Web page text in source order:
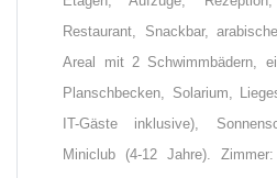
Restaurant, Snackbar,
Areal mit 2 Schwimmbädern,
Planschbecken, Solarium,
IT-Gäste inklusive),
Miniclub (4-12 Jahre).